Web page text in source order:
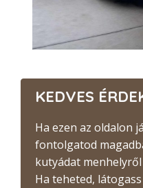
KEDVES
Ha ezen az oldalon
fontolgatod
kutyádat
Ha teheted,